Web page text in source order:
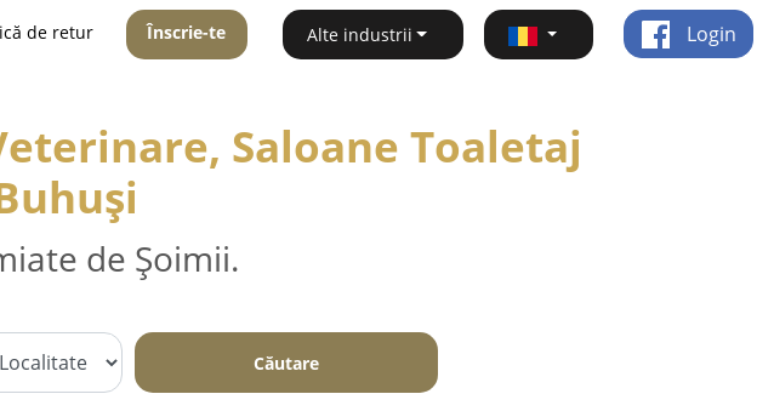
de retur Înscrie-te Alte industrii Login
Saloane Toaletaj
de Șoimii.
Căutare